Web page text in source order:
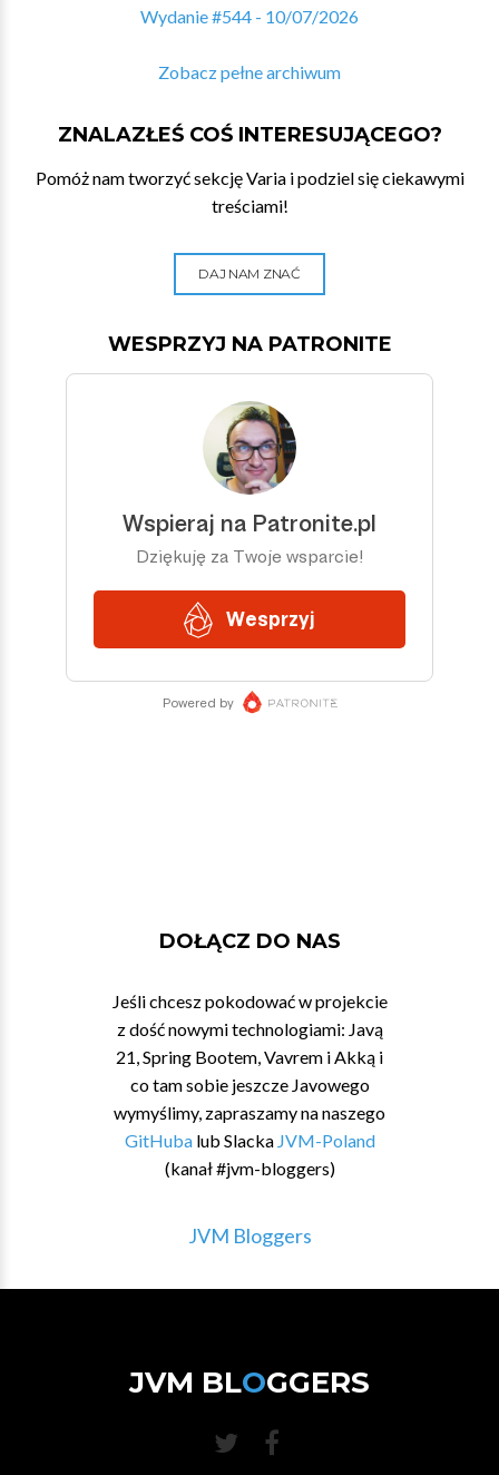
Wydanie #544 - 10/07/2026
Zobacz pełne archiwum
ZNALAZŁEŚ COŚ INTERESUJĄCEGO?
Pomóż nam tworzyć sekcję Varia i podziel się ciekawymi
treściami!
DAJ NAM ZNAĆ
WESPRZYJ NA PATRONITE
DOŁĄCZ DO NAS
Jeśli chcesz pokodować w projekcie
z dość nowymi technologiami: Javą
21, Spring Bootem, Vavrem i Akką i
co tam sobie jeszcze Javowego
wymyślimy, zapraszamy na naszego
GitHubalub Slacka JVM-Poland
(kanał #jvm-bloggers)
JVM Bloggers
JVM BLOGGERS